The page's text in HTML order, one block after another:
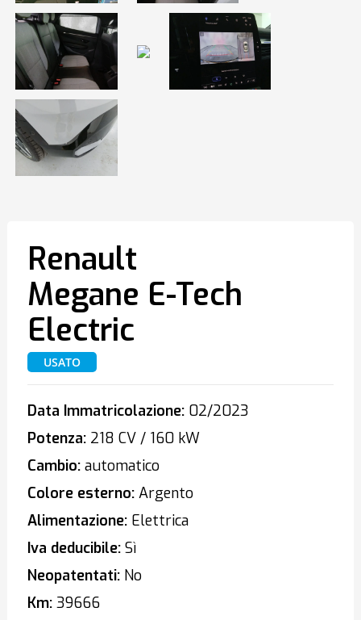
Renault
Megane E-Tech
Electric
USATO
Data Immatricolazione:02/2023
Potenza:218 CV / 160 kW
Cambio:automatico
Colore esterno:Argento
Alimentazione:Elettrica
Iva deducibile:Sì
Neopatentati:No
Km:39666